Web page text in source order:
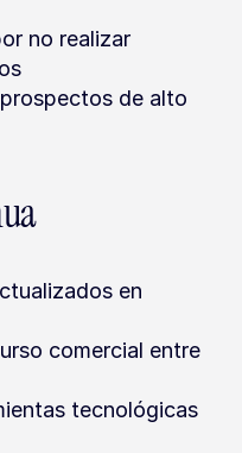
no realizar
de alto
en
comercial entre
tecnológicas